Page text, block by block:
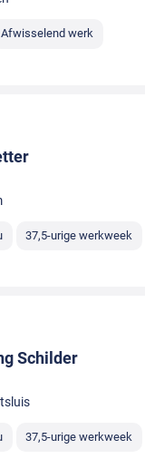
Afwisselend werk
37,5-urige werkweek
Schilder
37,5-urige werkweek